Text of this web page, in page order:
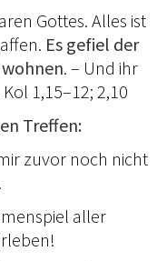
Gottes. Alles ist
Es gefiel der
. – Und ihr
1,15–12; 2,10
Treffen:
zuvor noch nicht
aller